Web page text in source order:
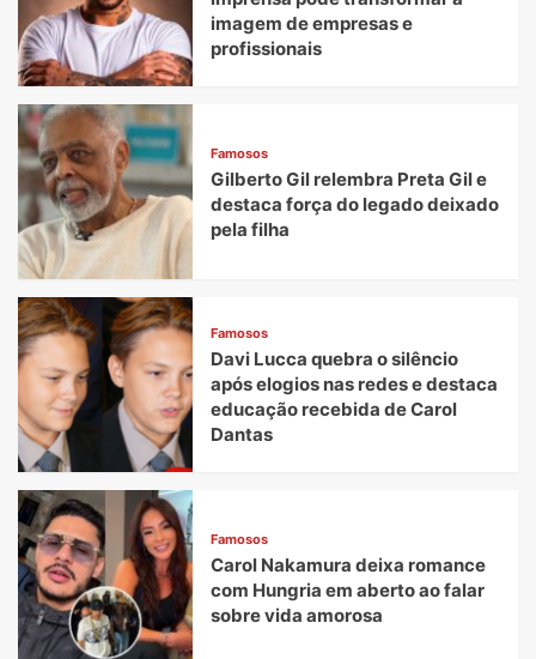
imagem de empresas e
profissionais
Famosos
Gilberto Gil relembra Preta Gil e
destaca força do legado deixado
pela filha
Famosos
Davi Lucca quebra o silêncio
após elogios nas redes e destaca
educação recebida de Carol
Dantas
Famosos
Carol Nakamura deixa romance
com Hungria em aberto ao falar
sobre vida amorosa